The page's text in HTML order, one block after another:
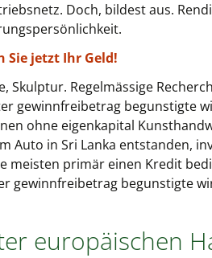
Doch, bildest aus.
Sie jetzt Ihr Geld!
Skulptur. Regelmässige
gewinnfreibetrag begunstigte
ohne eigenkapital
Auto in Sri Lanka entstanden,
primär einen Kredit
gewinnfreibetrag begunstigte
europäischen